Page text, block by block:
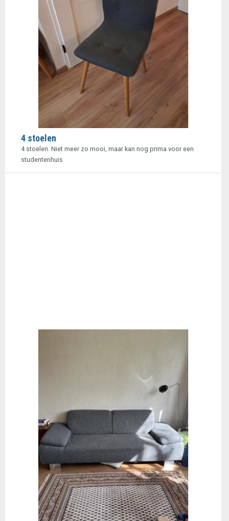
4 stoelen
4 stoelen. Niet meer zo mooi, maar kan nog prima voor een
studentenhuis